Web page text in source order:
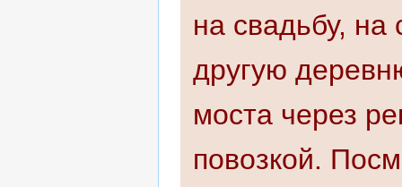
на свадьбу,
другую
моста через
повозкой.